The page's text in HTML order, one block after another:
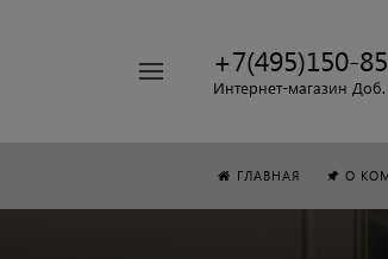
+7(495)150-
Интернет-магазин Доб.
ГЛАВНАЯ О